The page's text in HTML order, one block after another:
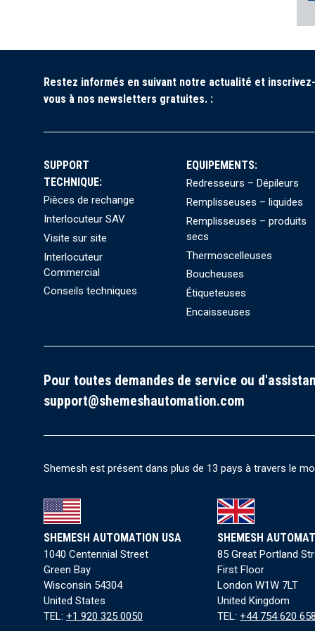
Restez informés en suivant notre actualité et inscrivez-
vous à nos newsletters gratuites. :
SUPPORT
TECHNIQUE:
Pièces de rechange
Interlocuteur SAV
Visite sur site
Interlocuteur
Commercial
Conseils techniques
EQUIPEMENTS:
Redresseurs – Dépileurs
Remplisseuses – liquides
Remplisseuses – produits
secs
Thermoscelleuses
Boucheuses
Étiqueteuses
Encaisseuses
Pour toutes demandes de service ou
support@shemeshautomation.com
Shemesh est présent dans plus de 13 pays à travers le
SHEMESH AUTOMATION USA
1040 Centennial Street
Green Bay
Wisconsin 54304
United States
TEL: +1 920 325 0050
SHEMESH
85 Great Portland
First Floor
London W1W 7LT
United Kingdom
TEL:+44 754 620